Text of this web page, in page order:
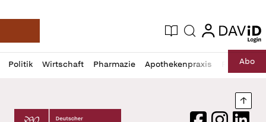
Deutsche Apotheker Zeitung
Aktuelle Ausgabe
Suche login
login
Politik Wirtschaft Pharmazie Apothekenpraxis RechtAbo
Profil
öffnen
Daz
Pur
Deutscher Apotheker Verlag Logo
FacebookInstagram